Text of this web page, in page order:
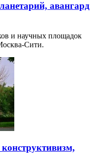
авангард
и научных площадок
Сити.